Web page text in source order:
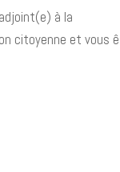
à la
citoyenne et vous